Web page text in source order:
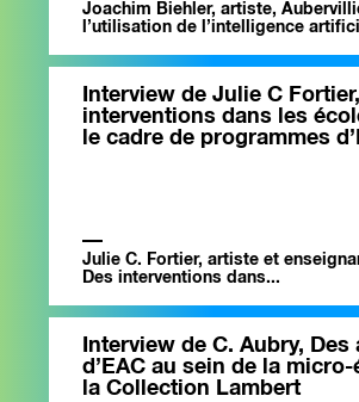
Joachim Biehler, artiste,
l’utilisation de l’intelligence
Interview de Julie C
interventions dans les
le cadre de programmes
Julie C. Fortier, artiste et
Des interventions dans...
Interview de C. Aubry, Des
d’EAC au sein de la
la Collection Lambert